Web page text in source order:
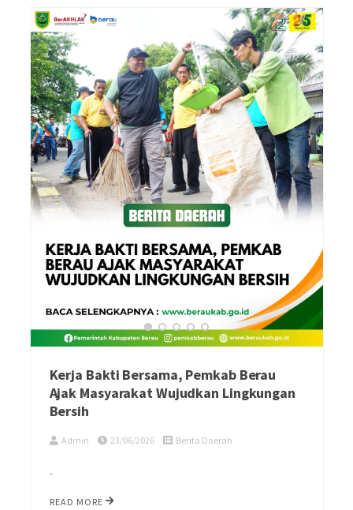
Kerja Bakti Bersama, Pemkab Berau
Ajak Masyarakat Wujudkan Lingkungan
Bersih
Admin 23/06/2026 Berita Daerah
-
READ MORE